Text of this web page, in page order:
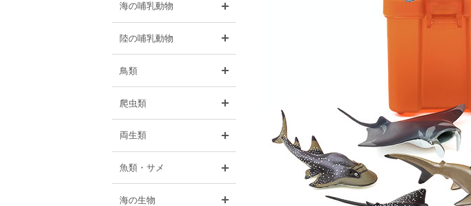
海の哺乳動物
陸の哺乳動物
鳥類
爬虫類
両生類
魚類・サメ
海の生物